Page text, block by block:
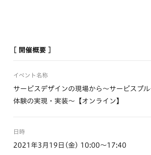
[ 開催概要 ]
イベント名称
サービスデザインの現場から～サービスブ
体験の実現・実装～【オンライン】
日時
2021年3月19日(金) 10:00〜17:40